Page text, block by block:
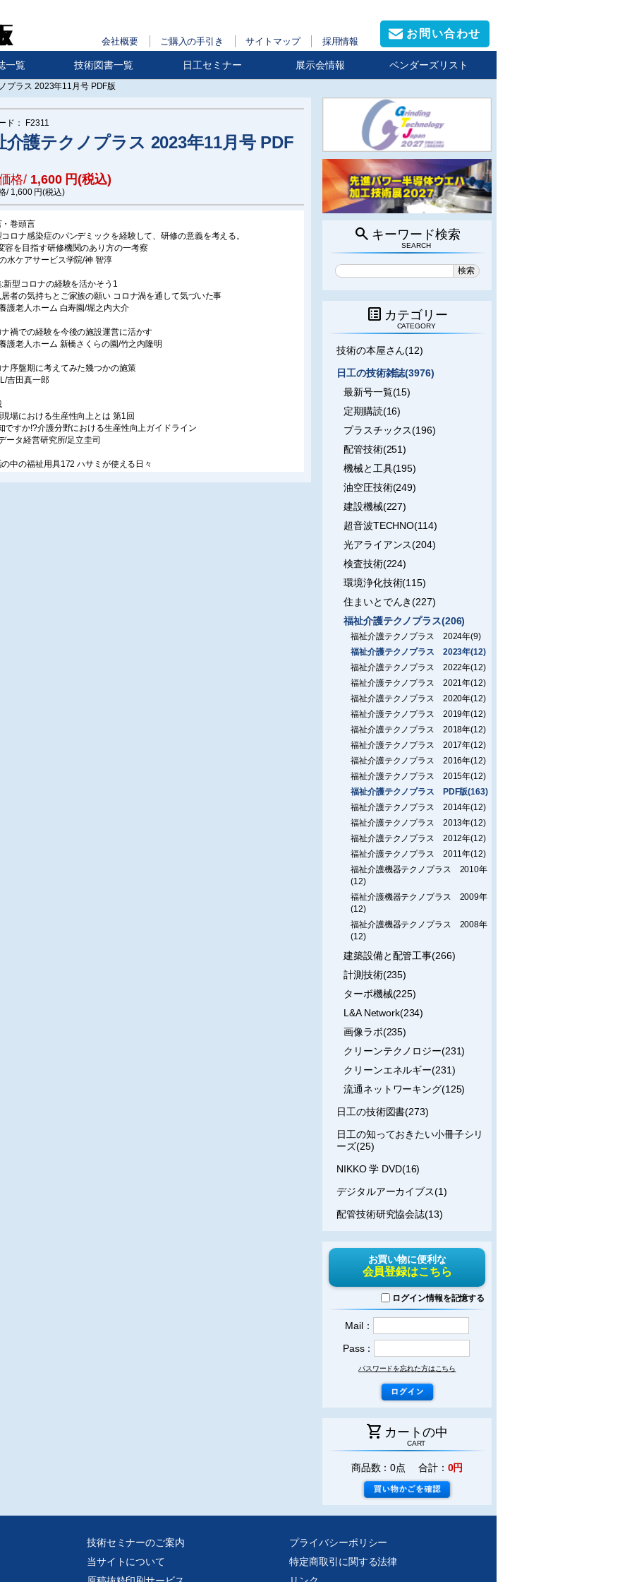
会社概要 ご購入の手引き サイトマップ 採用情報
お問い合わせ
一覧 技術図書一覧 日工セミナー 展示会情報 ベンダーズリスト
プラス 2023年11月号 PDF版
ド： F2311
介護テクノプラス 2023年11月号 PDF
格/ 1,600円(税込)
/ 1,600円(税込)
・巻頭言
コロナ感染症のパンデミックを経験して、研修の意義を考える。
容を目指す研修機関のあり方の一考察
水ケアサービス学院/神 智淳
新型コロナの経験を活かそう1
居者の気持ちとご家族の願い コロナ渦を通して気づいた事
護老人ホーム 白寿園/堀之内大介
ナ禍での経験を今後の施設運営に活かす
護老人ホーム 新橋さくらの園/竹之内隆明
ナ序盤期に考えてみた幾つかの施策
吉田真一郎
現場における生産性向上とは 第1回
ですか!?介護分野における生産性向上ガイドライン
ータ経営研究所/足立圭司
の中の福祉用具172 ハサミが使える日々
search キーワード検索
SEARCH
list_alt カテゴリー
CATEGORY
技術の本屋さん(12)
日工の技術雑誌(3976)
最新号一覧(15)
定期購読(16)
プラスチックス(196)
配管技術(251)
機械と工具(195)
油空圧技術(249)
建設機械(227)
超音波TECHNO(114)
光アライアンス(204)
検査技術(224)
環境浄化技術(115)
住まいとでんき(227)
福祉介護テクノプラス(206)
福祉介護テクノプラス 2024年(9)
福祉介護テクノプラス 2023年(12)
福祉介護テクノプラス 2022年(12)
福祉介護テクノプラス 2021年(12)
福祉介護テクノプラス 2020年(12)
福祉介護テクノプラス 2019年(12)
福祉介護テクノプラス 2018年(12)
福祉介護テクノプラス 2017年(12)
福祉介護テクノプラス 2016年(12)
福祉介護テクノプラス 2015年(12)
福祉介護テクノプラス PDF版(163)
福祉介護テクノプラス 2014年(12)
福祉介護テクノプラス 2013年(12)
福祉介護テクノプラス 2012年(12)
福祉介護テクノプラス 2011年(12)
福祉介護機器テクノプラス 2010年
(12)
福祉介護機器テクノプラス 2009年
(12)
福祉介護機器テクノプラス 2008年
(12)
建築設備と配管工事(266)
計測技術(235)
ターボ機械(225)
L&A Network(234)
画像ラボ(235)
クリーンテクノロジー(231)
クリーンエネルギー(231)
流通ネットワーキング(125)
日工の技術図書(273)
日工の知っておきたい小冊子シリ
ーズ(25)
NIKKO 学 DVD(16)
デジタルアーカイブス(1)
配管技術研究協会誌(13)
お買い物に便利な
会員登録はこちら
ログイン情報を記憶する
Mail：
Pass：
パスワードを忘れた方はこちら
shopping_cart カートの中
CART
商品数：0点 合計： 0円
技術セミナーのご案内
当サイトについて
プライバシーポリシー
特定商取引に関する法律